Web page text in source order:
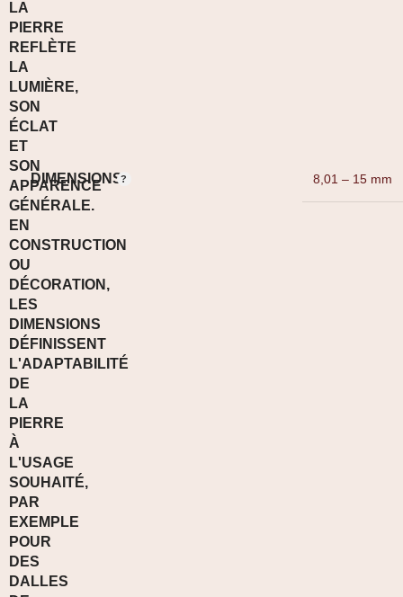
DIMENSIONS 8,01 – 15 mm